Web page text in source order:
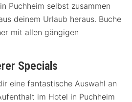
Puchheim selbst zusammen
deinem Urlaub heraus. Buche
mit allen gängigen
Specials
eine fantastische Auswahl an
im Hotel in Puchheim